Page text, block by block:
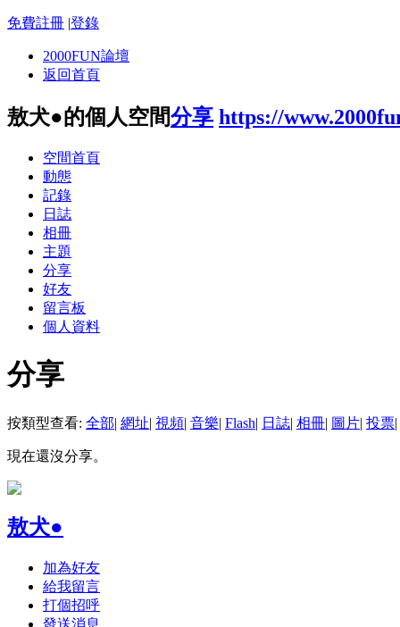
免費註冊 |登錄
2000FUN論壇
返回首頁
敖犬●的個人空間分享 https://
空間首頁
動態
記錄
日誌
相冊
主題
分享
好友
留言板
個人資料
分享
按類型查看: 全部| 網址| 視頻| 音樂| Flash| 日誌| 相冊| 圖片| 投票|
現在還沒分享。
敖犬●
加為好友
給我留言
打個招呼
發送消息